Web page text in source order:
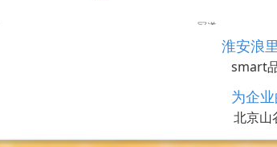
淮安浪
smart
为企
北京山